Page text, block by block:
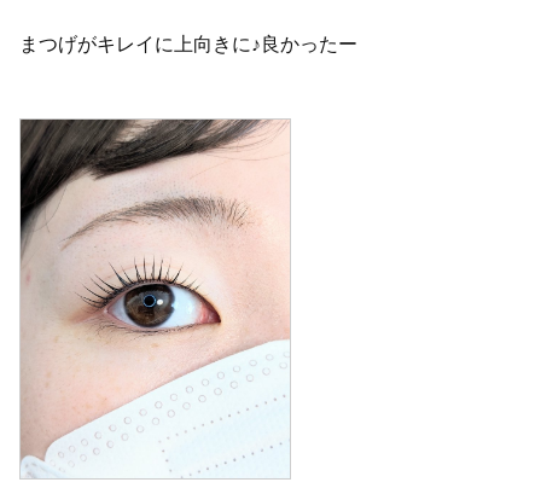
まつげがキレイに上向きに♪良かったー